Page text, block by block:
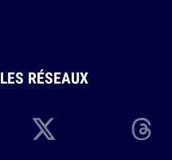
LES RÉSEAUX